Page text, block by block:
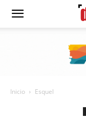
Diario
Inicio Esquel